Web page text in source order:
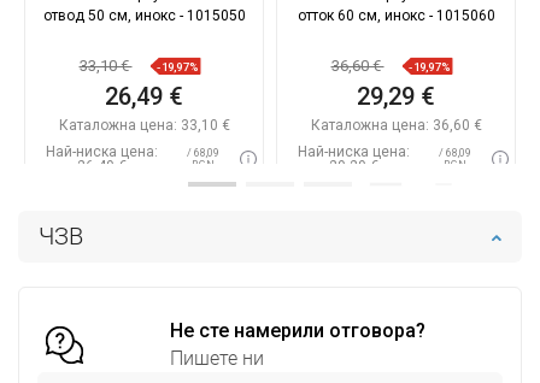
ЧЗВ
Не сте намерили отговора?
Пишете ни
отвод 50 см, инокс - 1015050
33,10 € -19,97%
26,49 €
Каталожна цена: 33,10 €
Най-ниска цена:
26,49 €
/ 68,09
BGN
Добави в количката
отток 60 см, инокс - 1015060
36,60 € -19,97%
29,29 €
Каталожна цена: 36,60 €
Най-ниска цена:
29,29 €
/ 68,09
BGN
Добави в количката